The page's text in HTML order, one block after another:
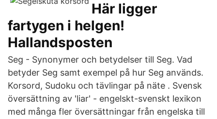
Här ligger
fartygen i helgen!
Hallandsposten
Seg - Synonymer och betydelser till Seg. Vad
betyder Seg samt exempel på hur Seg används.
Korsord, Sudoku och tävlingar på näte . Svensk
översättning av 'liar' - engelskt-svenskt lexikon
med många fler översättningar från engelska till